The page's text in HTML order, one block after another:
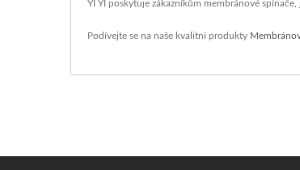
YI YI poskytuje zákazníkům membránové
Podívejte se na naše kvalitní produkty